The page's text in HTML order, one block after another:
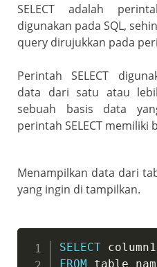
SELECT adalah
digunakan pada SQL,
query dirujukkan pada
Perintah SELECT
data dari satu atau
sebuah basis data
perintah SELECT memiliki
Menampilkan data dari
yang ingin di tampilkan.
SELECT column1
FROM